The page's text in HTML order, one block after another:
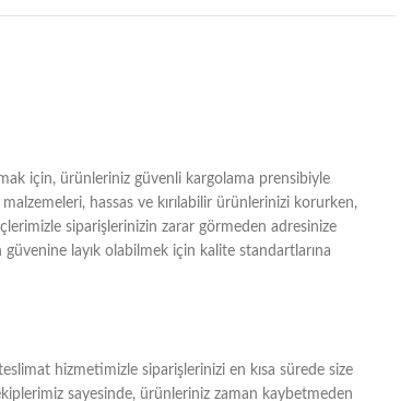
için, ürünleriniz güvenli kargolama prensibiyle
hassas ve kırılabilir ürünlerinizi korurken,
siparişlerinizin zarar görmeden adresinize
layık olabilmek için kalite standartlarına
hizmetimizle siparişlerinizi en kısa sürede size
sayesinde, ürünleriniz zaman kaybetmeden